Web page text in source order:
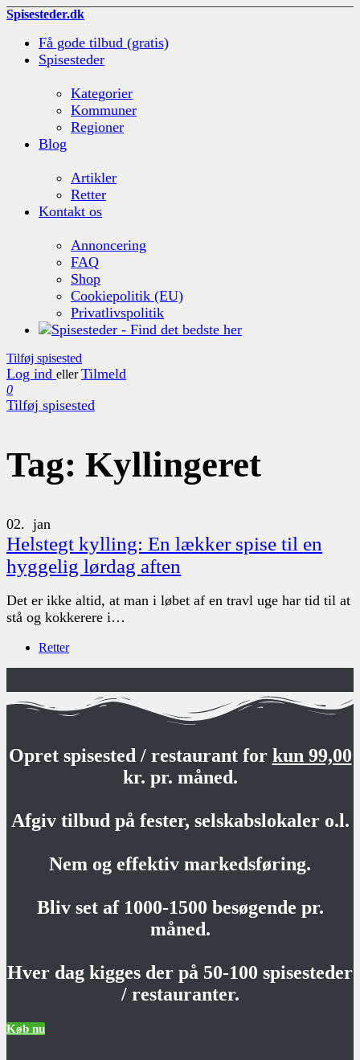
Spisesteder.dk
Få gode tilbud (gratis)
Spisesteder
Kategorier
Kommuner
Regioner
Blog
Artikler
Retter
Kontakt os
Annoncering
FAQ
Shop
Cookiepolitik (EU)
Privatlivspolitik
Tilføj spisested
Log ind eller Tilmeld
0
Tilføj spisested
Tag: Kyllingeret
02. jan
Helstegt kylling: En lækker spise til en
hyggelig lørdag aften
Det er ikke altid, at man i løbet af en travl uge har tid til at
stå og kokkerere i…
Retter
Opret spisested / restaurant for kun 99,00
kr. pr. måned.
Afgiv tilbud på fester, selskabslokaler o.l.
Nem og effektiv markedsføring.
Bliv set af 1000-1500 besøgende pr.
måned.
Hver dag kigges der på 50-100 spisesteder
/ restauranter.
Køb nu